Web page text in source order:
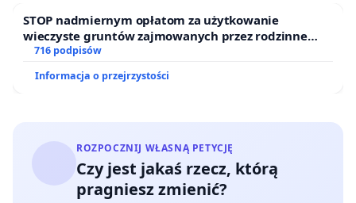
STOP nadmiernym opłatom za użytkowanie
wieczyste gruntów zajmowanych przez rodzinne
ogrody działkowe.
716 podpisów
Informacja o przejrzystości
ROZPOCZNIJ WŁASNĄ PETYCJĘ
Czy jest jakaś rzecz, którą
pragniesz zmienić?